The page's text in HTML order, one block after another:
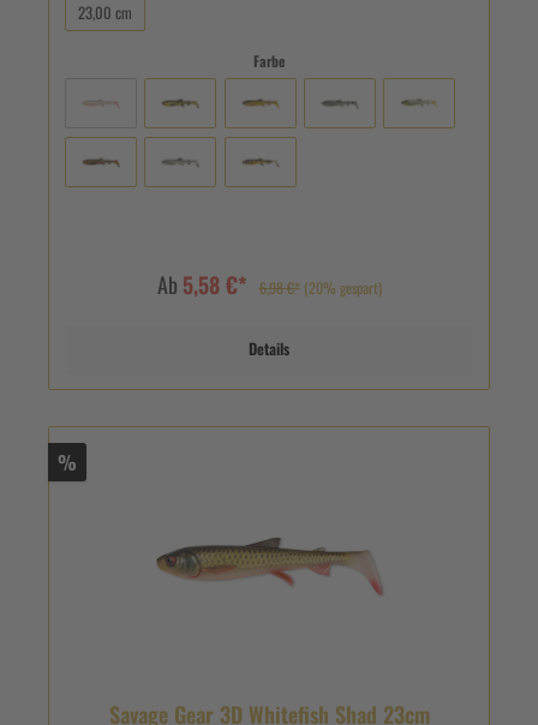
23,00 cm
Farbe
Ab 5,58 €* 6,98 €* (20% gespart)
Details
%
Savage Gear 3D Whitefish Shad 23cm